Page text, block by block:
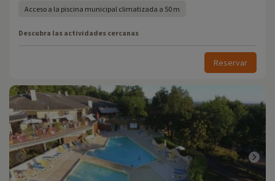
Acceso a la piscina municipal climatizada a 50 m
Descubra las actividades cercanas
Reservar